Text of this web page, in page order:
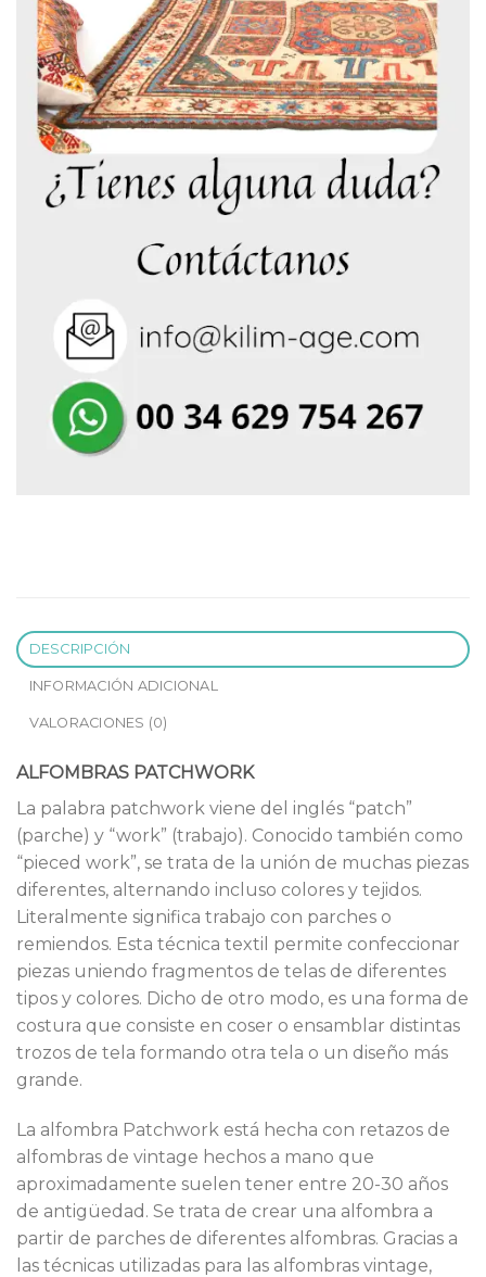
DESCRIPCIÓN
INFORMACIÓN ADICIONAL
VALORACIONES (0)
ALFOMBRAS PATCHWORK
La palabra patchwork viene del inglés “patch”
(parche) y “work” (trabajo). Conocido también como
“pieced work”, se trata de la unión de muchas piezas
diferentes, alternando incluso colores y tejidos.
Literalmente significa trabajo con parches o
remiendos. Esta técnica textil permite confeccionar
piezas uniendo fragmentos de telas de diferentes
tipos y colores. Dicho de otro modo, es una forma de
costura que consiste en coser o ensamblar distintas
trozos de tela formando otra tela o un diseño más
grande.
La alfombra Patchwork está hecha con retazos de
alfombras de vintage hechos a mano que
aproximadamente suelen tener entre 20-30 años
de antigüedad. Se trata de crear una alfombra a
partir de parches de diferentes alfombras. Gracias a
las técnicas utilizadas para las alfombras vintage,